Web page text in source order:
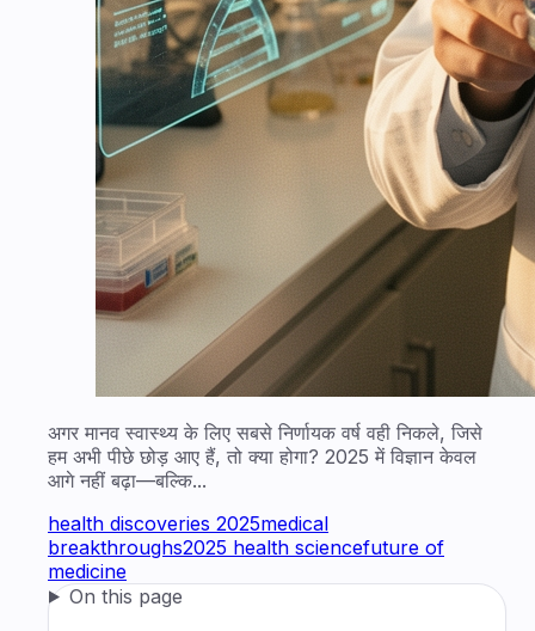
अगर मानव स्वास्थ्य के लिए सबसे निर्णायक वर्ष वही निकले, जिसे
हम अभी पीछे छोड़ आए हैं, तो क्या होगा? 2025 में विज्ञान केवल
आगे नहीं बढ़ा—बल्कि...
health discoveries 2025medical
breakthroughs2025 health sciencefuture of
medicine
On this page